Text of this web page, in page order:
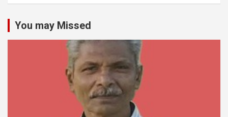
You may Missed